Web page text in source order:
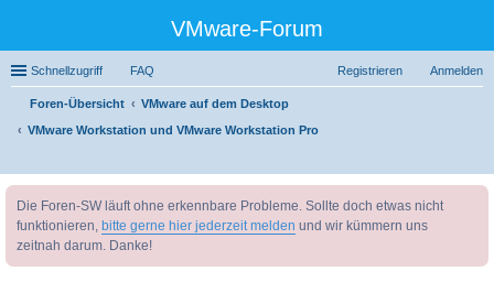
VMware-Forum
Schnellzugriff FAQ Anmelden
Registrieren
Foren-Übersicht
VMware auf dem Desktop
VMware Workstation und VMware Workstation Pro
uc
Die Foren-SW läuft ohne erkennbare Probleme. Sollte doch etwas nicht
funktionieren, bitte gerne hier jederzeit melden und wir kümmern uns
zeitnah darum. Danke!